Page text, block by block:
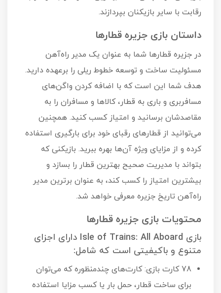
رقابت با سایر بازیکنان بپردازند.
داستان بازی جزیره قطارها
در جزیره قطارها شما به عنوان یک مدیر راه‌آهن
مسئولیت ساخت و توسعه خطوط ریلی را برعهده دارید.
هدف شما این است که با اضافه کردن واگن‌های
مسافربری و باری به قطار، کالاها و مسافران را به
مقاصدشان برسانید و امتیاز کسب کنید. همچنین
می‌توانید از قطارهای رقبای خود برای بارگیری استفاده
کرده و از مزایای ویژه آن‌ها بهره ببرید. بازیکنی که
بتواند با مدیریت صحیح بهترین قطار را بسازد و
بیشترین امتیاز را کسب کند، به عنوان برترین مدیر
راه‌آهن تاریخ جزیره معرفی خواهد شد.
محتویات بازی جزیره قطارها
بازی Isle of Trains: All Aboard دارای اجزای
متنوع و باکیفیتی است که شامل:
78 کارت بازی: کارت‌های چندمنظوره که می‌توان
برای ساخت قطار، حمل بار یا کسب مزایا استفاده